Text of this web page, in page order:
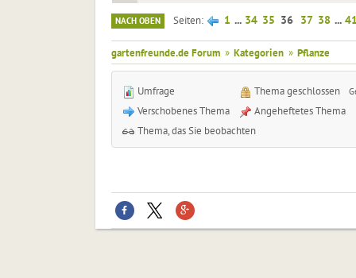
NACH OBEN Seiten 1 ... 34 35 36 37 38 ...
gartenfreunde.de Forum » Kategorien » Pflanze
Umfrage
Verschobenes Thema
Thema geschlossen
Angeheftetes Thema
Thema, das Sie beobachten